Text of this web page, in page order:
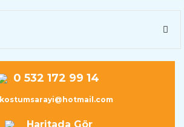
0 532 172 99 14
kostumsarayi@hotmail.com
Haritada Gör